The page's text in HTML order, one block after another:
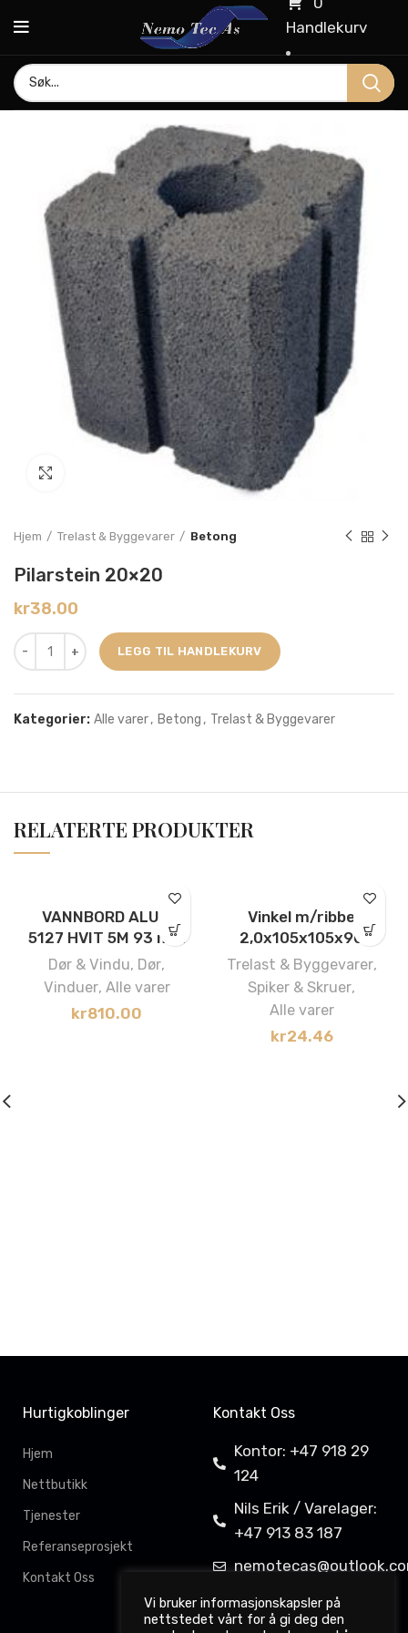
Handlekurv
Hjem Trelast & Byggevarer Betong
Pilarstein 20×20
kr38.00
LEGG TIL HANDLEKURV
Kategorier: Alle varer, Betong , Trelast & Byggevarer
RELATERTE PRODUKTER
VANNBORD ALUM
5127 HVIT 5M 93 mm
Dør & Vindu, Dør,
Vinduer, Alle varer
kr810.00
Vinkel m/ribbe
2,0x105x105x90
Trelast & Byggevarer,
Spiker & Skruer,
Alle varer
kr24.46
Hurtigkoblinger
Hjem
Nettbutikk
Tjenester
Referanseprosjekt
Kontakt Oss
Kontakt Oss
Kontor: +47 918 29
124
Nils Erik / Varelager:
+47 913 83 187
Davit Gahkkorluodda
11,
Vi bruker informasjonskapsler på
nettstedet vårt for å gi deg den